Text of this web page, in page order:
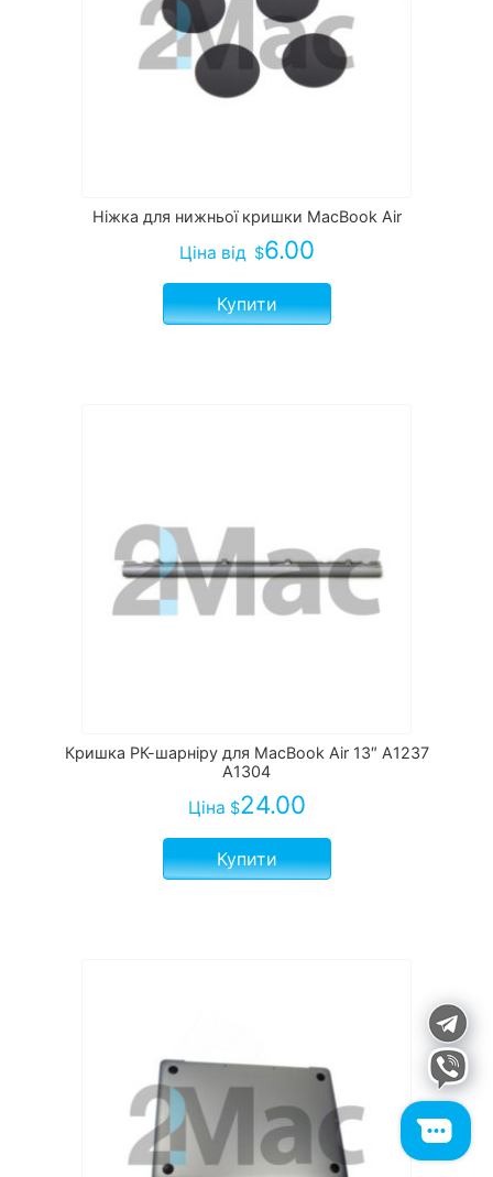
Ніжка для нижньої кришки MacBook Air
Ціна від $6.00
Купити
Кришка РК-шарніру для MacBook Air 13″ A1237
A1304
Ціна $24.00
Купити